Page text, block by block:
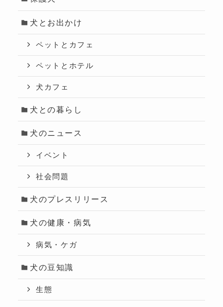
犬とお出かけ
ペットとカフェ
ペットとホテル
犬カフェ
犬との暮らし
犬のニュース
イベント
社会問題
犬のプレスリリース
犬の健康・病気
病気・ケガ
犬の豆知識
生態